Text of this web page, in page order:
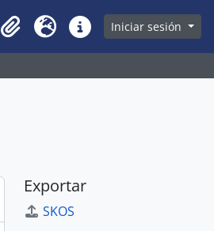
Clipboard
Idioma Enlaces rápidos
Iniciar sesión
Exportar
SKOS